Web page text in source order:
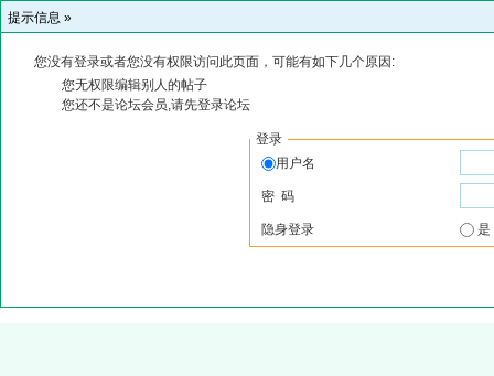
提示信息 »
您没有登录或者您没有权限访问此页面，可能有如下几个原因:
您无权限编辑别人的帖子
您还不是论坛会员,请先登录论坛
登录
用户名
密 码
隐身登录